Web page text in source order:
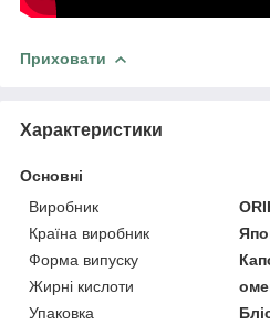
Приховати
Характеристики
Основні
Виробник
Країна виробник
Форма випуску
Жирні кислоти
Упаковка